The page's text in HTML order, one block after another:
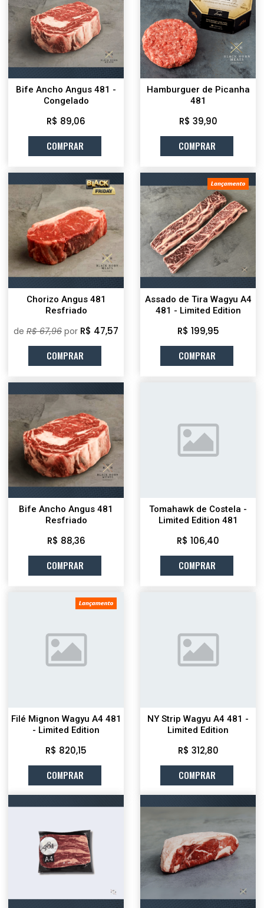
Bife Ancho Angus 481 -
Congelado
R$ 89,06
COMPRAR
Hamburguer de Picanha
481
R$ 39,90
COMPRAR
Chorizo Angus 481
Resfriado
de R$ 67,96 por R$ 47,57
COMPRAR
Assado de Tira Wagyu A4
481 - Limited Edition
R$ 199,95
COMPRAR
Bife Ancho Angus 481
Resfriado
R$ 88,36
COMPRAR
Tomahawk de Costela -
Limited Edition 481
R$ 106,40
COMPRAR
Filé Mignon Wagyu A4 481
- Limited Edition
R$ 820,15
COMPRAR
NY Strip Wagyu A4 481 -
Limited Edition
R$ 312,80
COMPRAR